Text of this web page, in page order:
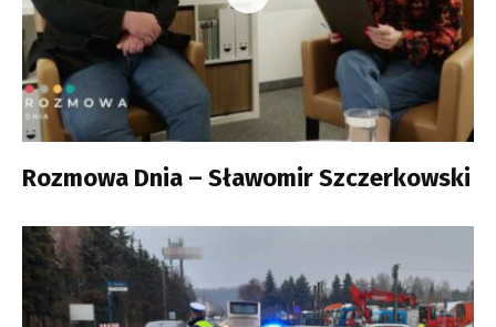
Rozmowa Dnia – Sławomir Szczerkowski